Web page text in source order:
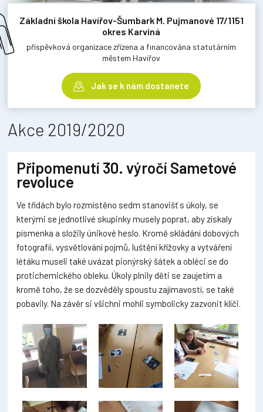
Základní škola Havířov-Šumbark M. Pujmanové 17/1151
okres Karviná
příspěvková organizace zřízena a financována statutárním
městem Havířov
Jak se k nám dostanete
Akce 2019/2020
Připomenutí 30. výročí Sametové
revoluce
Ve třídách bylo rozmístěno sedm stanovišť s úkoly, se
kterými se jednotlivé skupinky musely poprat, aby získaly
písmenka a složily únikové heslo. Kromě skládání dobových
fotografií, vysvětlování pojmů, luštění křížovky a vytváření
létáku museli také uvázat pionýrský šátek a obléci se do
protichemického obleku. Úkoly plnily děti se zaujetím a
kromě toho, že se dozvěděly spoustu zajímavostí, se také
pobavily. Na závěr si všichni mohli symbolicky zazvonit klíči.